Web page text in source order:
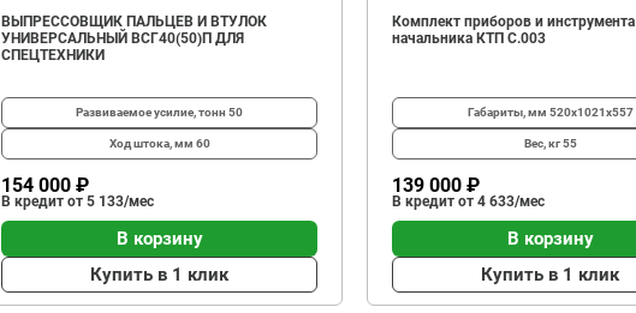
ВЫПРЕССОВЩИК ПАЛЬЦЕВ И ВТУЛОК
УНИВЕРСАЛЬНЫЙ ВСГ40(50)П ДЛЯ
СПЕЦТЕХНИКИ
Развиваемое усилие, тонн 50
Ход штока, мм 60
154 000 ₽
В кредит от 5 133/мес
В корзину
Купить в 1 клик
Комплект приборов и инструмента
начальника КТП C.003
Габариты, мм 520х1021х557
Вес, кг55
139 000 ₽
В кредит от 4 633/мес
В корзину
Купить в 1 клик